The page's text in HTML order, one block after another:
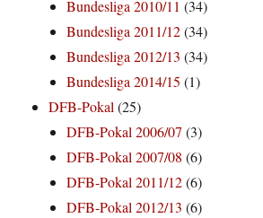
Bundesliga 2010/11 (34)
Bundesliga 2011/12(34)
Bundesliga 2012/13 (34)
Bundesliga 2014/15 (1)
DFB-Pokal(25)
DFB-Pokal 2006/07 (3)
DFB-Pokal 2007/08 (6)
DFB-Pokal 2011/12(6)
DFB-Pokal 2012/13 (6)